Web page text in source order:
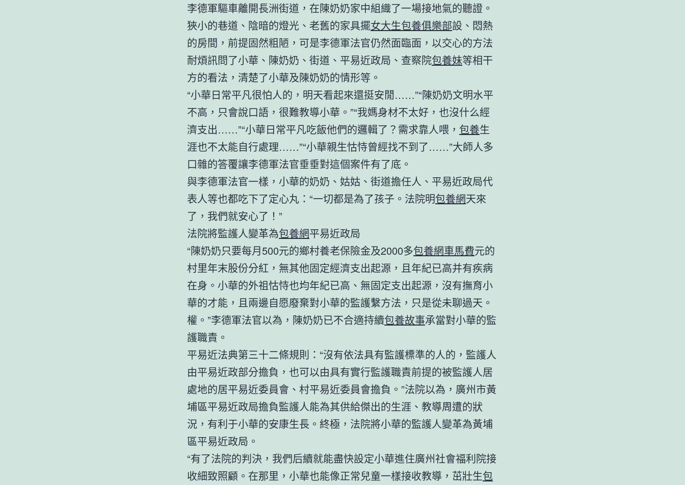
李德軍驅車離開長洲街道，在陳奶奶家中組織了一場接地氣的聽證。
狹小的巷道、陰暗的燈光、老舊的家具擺女大生包養俱樂部設、悶熱
的房間，前提固然粗陋，可是李德軍法官仍然面臨面，以交心的方法
耐煩訊問了小華、陳奶奶、街道、平易近政局、查察院包養妹等相干
方的看法，清楚了小華及陳奶奶的情形等。
“小華日常平凡很怕人的，明天看起來還挺安閒……”“陳奶奶文明水平
不高，只會說口語，很難教導小華。”“我媽身材不太好，也沒什么經
濟支出……”“小華日常平凡吃飯他們的邏輯了？需求靠人喂， 包養生
涯也不太能自行處理……”“小華親生怙恃曾經找不到了……”大師人多
口雜的答覆讓李德軍法官垂垂對這個案件有了底。
與李德軍法官一樣，小華的奶奶、姑姑、街道擔任人、平易近政局代
表人等也都吃下了定心丸：“一切都是為了孩子。法院明包養網天來
了，我們就安心了！”
法院將監護人變革為包養網平易近政局
“陳奶奶只要每月500元的鄉村養老保險金及2000多包養網車馬費元的
村里年末股份分紅，無其他固定經濟支出起源，且年紀已高并有疾病
在身。小華的外祖怙恃也均年紀已高、無固定支出起源，沒有撫育小
華的才能，且兩邊自愿廢棄對小華的監護繫方法，只是從未聊過天。
權。”李德軍法官以為，陳奶奶已不合適持續包養故事承當對小華的監
護職責。
平易近法典第三十二條規則：“沒有依法具有監護標準的人的，監護人
由平易近政部分擔負，也可以由具有實行監護職責前提的被監護人居
處地的居平易近委員會、村平易近委員會擔負。”法院以為，廣州市黃
埔區平易近政局擔負監護人能為其供給傑出的生涯、教導周遭的狀
況，有利于小華的安康生長。終極，法院將小華的監護人變革為黃埔
區平易近政局。
“有了法院的判決，我們后續就能盡快設定小華進住廣州社會福利院接
收細致照顧。在那里，小華也能像正常兒童一樣接收教導，茁壯生包